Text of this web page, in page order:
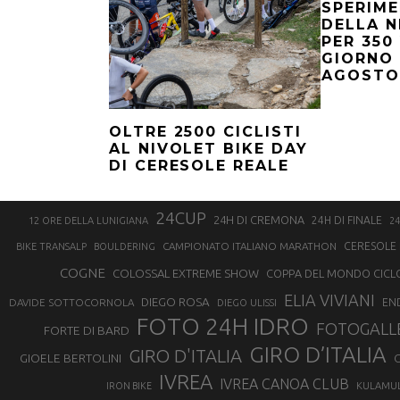
OLTRE 2500 CICLISTI
AL NIVOLET BIKE DAY
DI CERESOLE REALE
DELLA
PER 350
GIORNO
AGOSTO
12 ORE DELLA LUNIGIANA 24CUP 24H DI CREMONA 24H DI FINALE
BIKE TRANSALP BOULDERING CAMPIONATO ITALIANO MARATHON CERESOLE
COGNE COLOSSAL EXTREME SHOW COPPA DEL MONDO
DAVIDE SOTTOCORNOLA DIEGO ROSA DIEGO ULISSI ELIA VIVIANI
FORTE DI BARD FOTO 24H IDRO
GIOELE BERTOLINI GIRO D'ITALIA GIRO D’ITALIA
IRON BIKE IVREA IVREA CANOA CLUB